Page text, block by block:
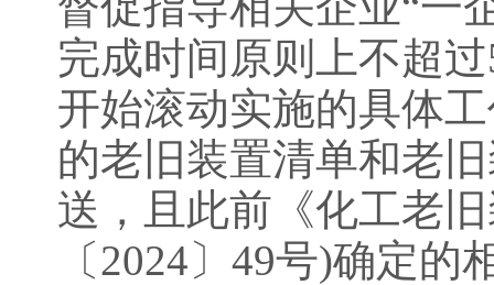
完成时间原则上不超
开始滚动实施的具体
的老旧装置清单和老
送，且此前《化工老
〔2024〕49号)确定